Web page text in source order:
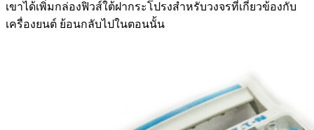
เขาได้เพิ่มกล่องฟิวส์ใต้ฝากระโปรงสำหรับวงจรที่เกี่ยวข้องกับ
เครื่องยนต์ ย้อนกลับไปในตอนนั้น